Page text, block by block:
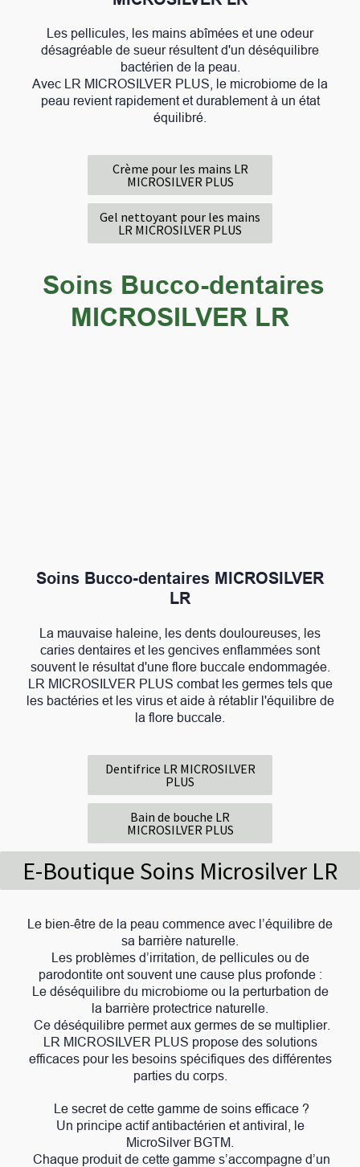
Les pellicules, les mains abîmées et une odeur
désagréable de sueur résultent d'un déséquilibre
bactérien de la peau.
Avec LR MICROSILVER PLUS, le microbiome de la
peau revient rapidement et durablement à un état
équilibré.
Crème pour les mains LR
MICROSILVER PLUS
Gel nettoyant pour les mains
LR MICROSILVER PLUS
Soins Bucco-dentaires
MICROSILVER LR
Soins Bucco-dentaires MICROSILVER
LR
La mauvaise haleine, les dents douloureuses, les
caries dentaires et les gencives enflammées sont
souvent le résultat d'une flore buccale endommagée.
LR MICROSILVER PLUS combat les germes tels que
les bactéries et les virus et aide à rétablir l'équilibre de
la flore buccale.
Dentifrice LR MICROSILVER
PLUS
Bain de bouche LR
MICROSILVER PLUS
E-Boutique Soins Microsilver LR
Le bien-être de la peau commence avec l’équilibre de
sa barrière naturelle.
Les problèmes d’irritation, de pellicules ou de
parodontite ont souvent une cause plus profonde :
Le déséquilibre du microbiome ou la perturbation de
la barrière protectrice naturelle.
Ce déséquilibre permet aux germes de se multiplier.
LR MICROSILVER PLUS propose des solutions
efficaces pour les besoins spécifiques des différentes
parties du corps.
Le secret de cette gamme de soins efficace ?
Un principe actif antibactérien et antiviral, le
MicroSilver BGTM.
Chaque produit de cette gamme s’accompagne d’un